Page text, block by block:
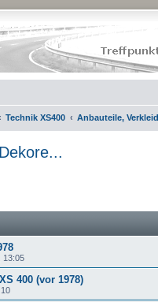
Technik XS400 Anbauteile,
13:05
400 (vor 1978)